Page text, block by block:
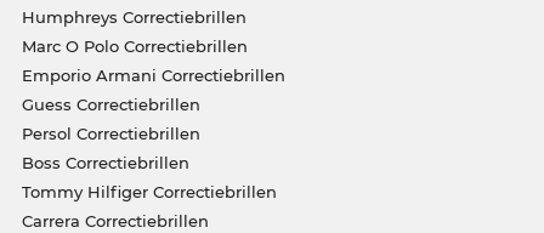
Humphreys Correctiebrillen
Marc O Polo Correctiebrillen
Emporio Armani Correctiebrillen
Guess Correctiebrillen
Persol Correctiebrillen
Boss Correctiebrillen
Tommy Hilfiger Correctiebrillen
Carrera Correctiebrillen